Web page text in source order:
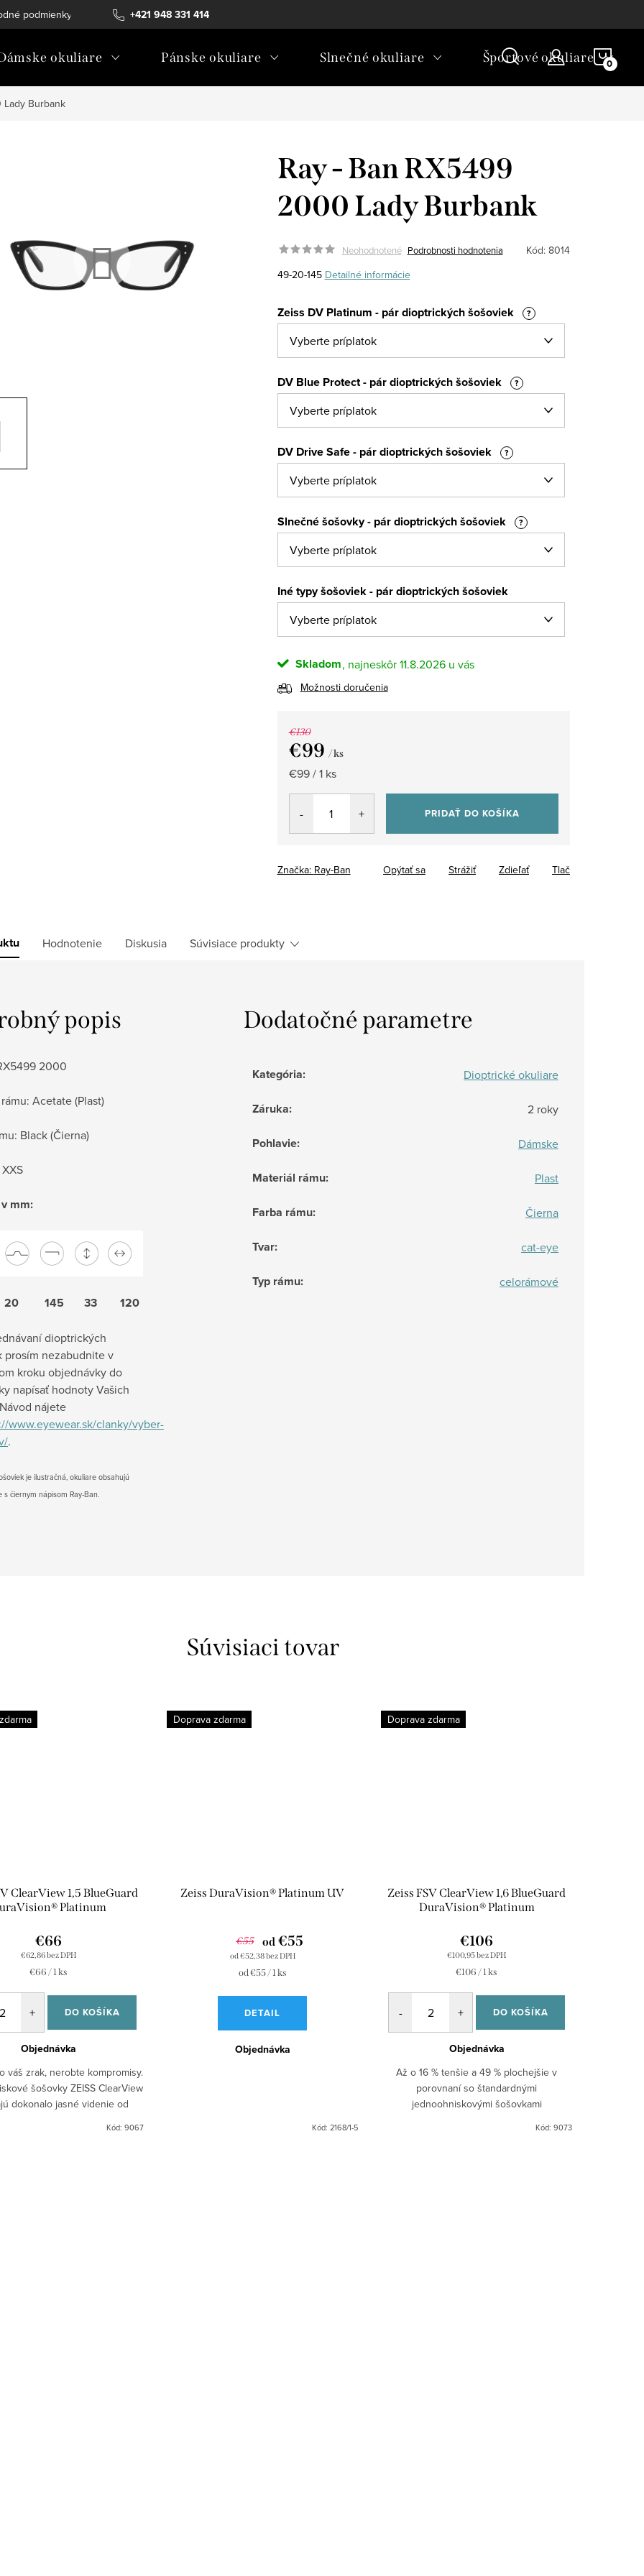
+421 948 331 414
podmienky Ochrana osobných údajov
okuliare Pánske okuliare Slnečné okuliare Športové okuliare
Lady Burbank
Ray - Ban RX5499
2000 Lady Burbank
Neohodnotené Podrobnosti hodnotenia Kód: 8014
49-20-145 Detailné informácie
Zeiss DV Platinum - pár dioptrických šošoviek ?
DV Blue Protect - pár dioptrických šošoviek ?
DV Drive Safe - pár dioptrických šošoviek ?
Slnečné šošovky - pár dioptrických šošoviek ?
Iné typy šošoviek - pár dioptrických šošoviek
Skladom 11.8.2026
Možnosti doručenia
€130
€99 / ks
Jednotková
cena:
€99 / 1 ks
PRIDAŤ DO KOŠÍKA
Značka: Ray-Ban Tlač
Opýtať sa Strážiť Zdieľať
Hodnotenie Diskusia Súvisiace produkty
popis
2000
Acetate (Plast)
Black (Čierna)
mm:
145 33 120
dioptrických
prosím nezabudnite v
kroku objednávky do
napísať hodnoty Vašich
nájete
www.eyewear.sk/clanky/vyber-
.
je ilustračná, okuliare obsahujú
s čiernym nápisom Ray-Ban.
Dodatočné parametre
Kategória: Dioptrické okuliare
Záruka: 2 roky
Pohlavie: Dámske
Materiál rámu: Plast
Farba rámu: Čierna
Tvar: cat-eye
Typ rámu: celorámové
Súvisiaci tovar
ClearView 1,5 BlueGuard
Platinum
€62,86 bez DPH
€66
Jednotková
€66 / 1 ks
DO KOŠÍKA
Objednávka
váš zrak, nerobte kompromisy.
šošovky ZEISS ClearView
dokonalo jasné videnie od
Kód: 9067
Doprava zdarma
Zeiss DuraVision® Platinum UV
€55
od €52,38 bez DPH
od €55
Jednotková
od €55 / 1 ks
DETAIL
Objednávka
Kód: 2168/1-5
Doprava zdarma
Zeiss FSV ClearView 1,6 BlueGuard
DuraVision® Platinum
€100,95 bez DPH
€106
Jednotková
€106 / 1 ks
DO KOŠÍKA
Objednávka
Až o 16 % tenšie a 49 % plochejšie v
porovnaní so štandardnými
jednoohniskovými šošovkami
Kód: 9073